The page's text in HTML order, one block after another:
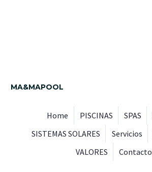
MA&MAPOOL
Home PISCINAS SPAS
SISTEMAS SOLARES
Servicios
VALORES
Contacto